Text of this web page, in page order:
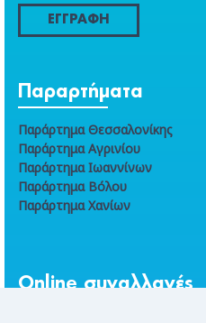
ΕΓΓΡΑΦΗ
Παραρτήματα
Παράρτημα Θεσσαλονίκης
Παράρτημα Αγρινίου
Παράρτημα Ιωαννίνων
Παράρτημα Βόλου
Παράρτημα Χανίων
Online συναλλαγές